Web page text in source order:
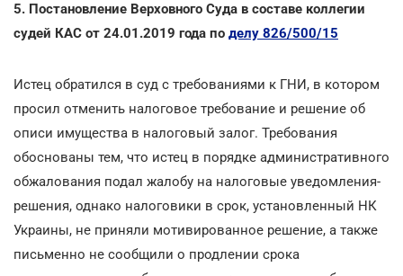
5. Постановление Верховного Суда в составе коллегии
судей КАС от 24.01.2019 года по делу 826/500/15
Истец обратился в суд с требованиями к ГНИ, в котором
просил отменить налоговое требование и решение об
описи имущества в налоговый залог. Требования
обоснованы тем, что истец в порядке административного
обжалования подал жалобу на налоговые уведомления-
решения, однако налоговики в срок, установленный НК
Украины, не приняли мотивированное решение, а также
письменно не сообщили о продлении срока